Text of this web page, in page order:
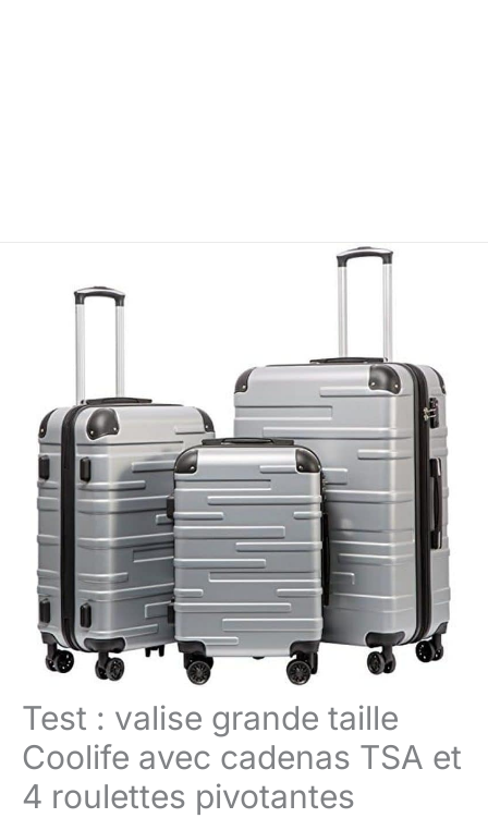
Test : valise grande taille
Coolife avec cadenas TSA et
4 roulettes pivotantes